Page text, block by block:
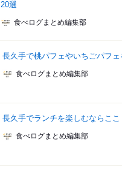
20選
食べログまとめ編集部
長久手で桃パフェやいちごパフ
食べログまとめ編集部
長久手でランチを楽しむならこ
食べログまとめ編集部